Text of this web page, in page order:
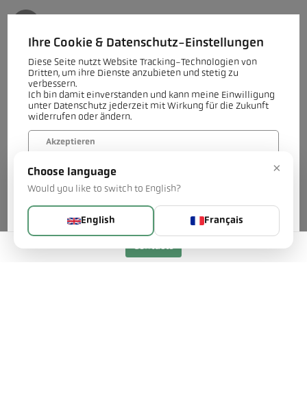
Contacts
Contact
Vous avez des questions sur nos technologies de décarbonatation
destinées à l'industrie de l'argile lourde ou sur un projet
spécifique ? Notre équipe se fera un plaisir de vous aider.
Ihre Cookie & Datenschutz-Einstellungen
Diese Seite nutzt Website Tracking-Technologien von
Dritten, um ihre Dienste anzubieten und stetig zu
verbessern.
Ich bin damit einverstanden und kann meine Einwilligung
unter Datenschutz jederzeit mit Wirkung für die Zukunft
widerrufen oder ändern.
Akzeptieren
Verweigern
Mehr...
×
Choose language
Would you like to switch to English?
English Français